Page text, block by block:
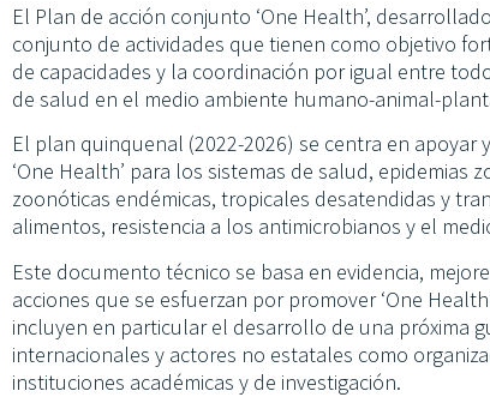
El Plan de acción conjunto ‘One Health’,
conjunto de actividades que tienen como objetivo
de capacidades y la coordinación por igual entre
de salud en el medio ambiente humano-animal-
El plan quinquenal (2022-2026) se centra en apoyar
‘One Health’ para los sistemas de salud,
zoonóticas endémicas, tropicales desatendidas y
alimentos, resistencia a los antimicrobianos y el
Este documento técnico se basa en evidencia,
acciones que se esfuerzan por promover ‘One
incluyen en particular el desarrollo de una próxima
internacionales y actores no estatales como
instituciones académicas y de investigación.